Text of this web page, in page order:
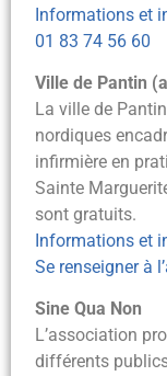
Informations et
01 83 74 56 60
Ville de Pantin
La ville de
nordiques
infirmière en
Sainte
sont gratuits.
Informations et
Se renseigner à
Sine Qua Non
L’association
différents